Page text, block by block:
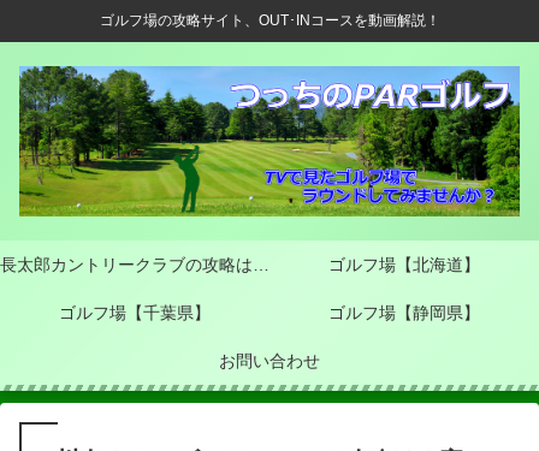
ゴルフ場の攻略サイト、OUT･INコースを動画解説！
長太郎カントリークラブの攻略は？
OUT･INコースを動画で分かりやす
ゴルフ場【北海道】
ゴルフ場【千葉県】 ゴルフ場【静岡県】
お問い合わせ